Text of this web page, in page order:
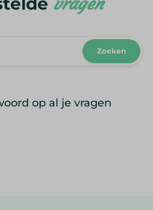
Zoeken
op al je vragen